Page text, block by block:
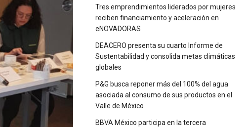
Tres emprendimientos liderados por mujeres
reciben financiamiento y aceleración en
eNOVADORAS
DEACERO presenta su cuarto Informe de
Sustentabilidad y consolida metas climáticas
globales
P&G busca reponer más del 100% del agua
asociada al consumo de sus productos en el
Valle de México
BBVA México participa en la tercera